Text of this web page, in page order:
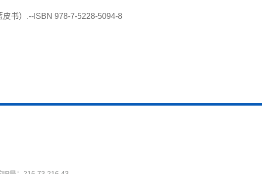
书）.--ISBN 978-7-5228-5094-8